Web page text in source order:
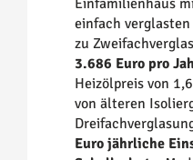
Einfamilienhaus
einfach
zu
3.686 Euro pro
Heizölpreis von
von älteren
Euro jährliche